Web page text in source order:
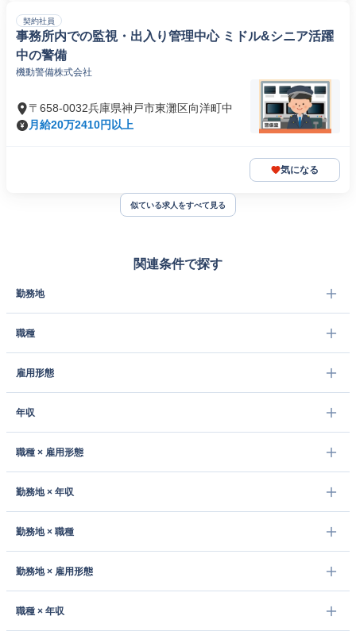
契約社員
事務所内での監視・出入り管理中心 ミドル&シニア活躍
中の警備
機動警備株式会社
〒658-0032兵庫県神戸市東灘区向洋町中
月給20万2410円以上
気になる
似ている求人をすべて見る
関連条件で探す
勤務地
職種
雇用形態
年収
職種 × 雇用形態
勤務地 × 年収
勤務地 × 職種
勤務地 × 雇用形態
職種 × 年収